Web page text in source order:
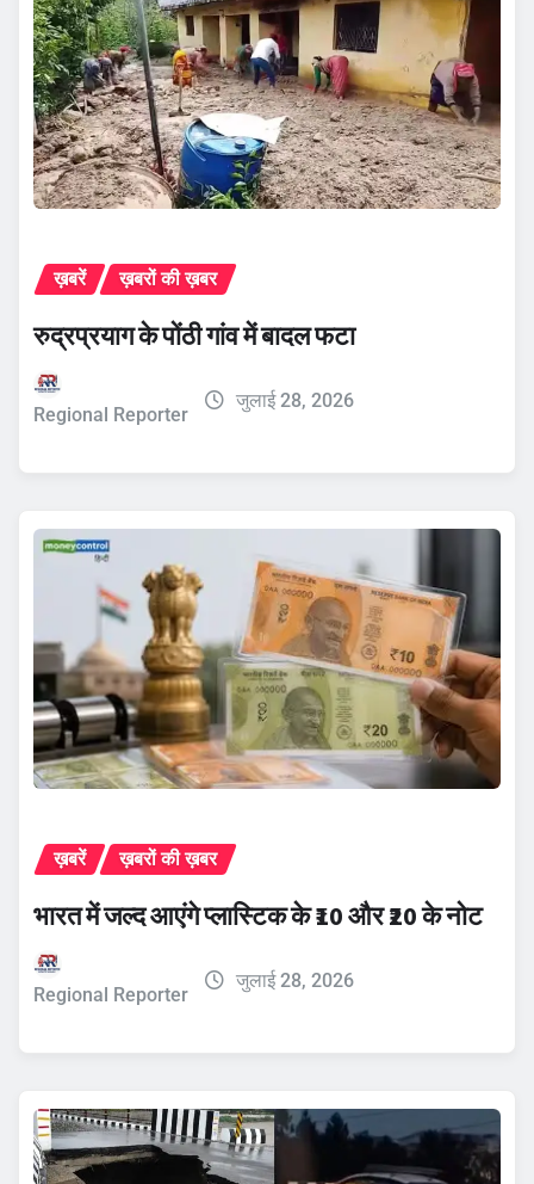
ख़बरें ख़बरों की ख़बर
रुद्रप्रयाग के पोंठी गांव में बादल फटा
Regional Reporter
जुलाई 28, 2026
ख़बरें ख़बरों की ख़बर
भारत में जल्द आएंगे प्लास्टिक के ₹10 और ₹20 के नोट
Regional Reporter
जुलाई 28, 2026